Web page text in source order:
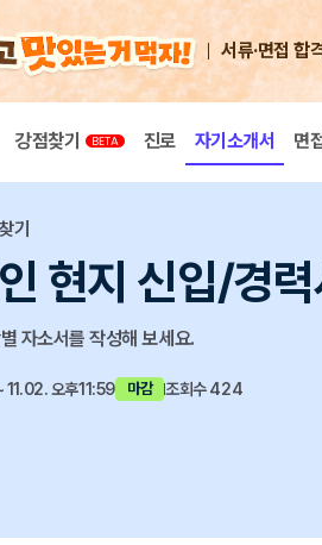
서류·면접 합
강점찾기 진로 자기소개서 면
기
현지 신입/경
자소서를 작성해 보세요.
오후11:59 마감 조회수 424